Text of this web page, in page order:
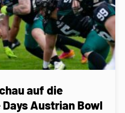
auf die
Austrian Bowl